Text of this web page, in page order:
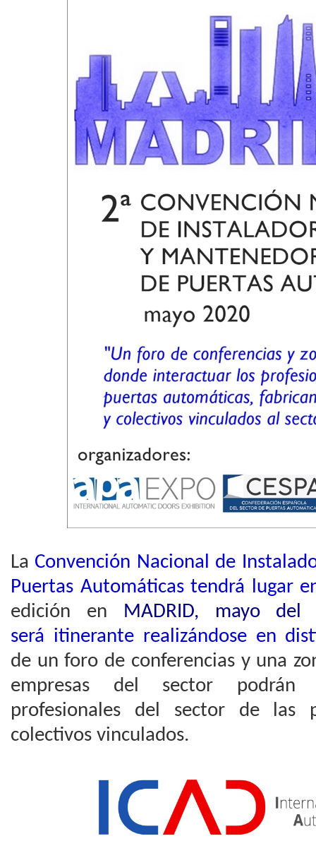
La Convención Nacional de
Puertas Automáticas tendrá lugar
edición en MADRID, mayo del
será itinerante realizándose en
de un foro de conferencias y una
empresas del sector
profesionales del sector de las
colectivos vinculados.